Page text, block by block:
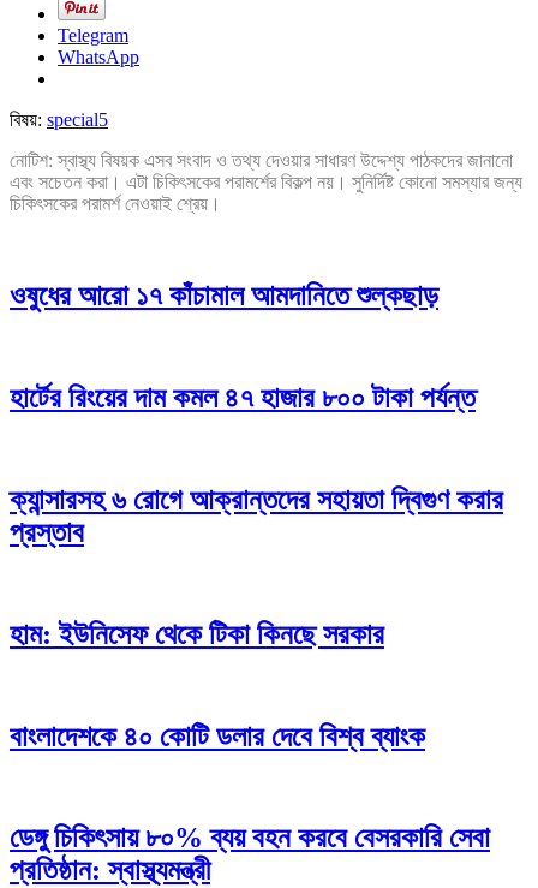
Telegram
WhatsApp
বিষয়: special5
নোটিশ: স্বাস্থ্য বিষয়ক এসব সংবাদ ও তথ্য দেওয়ার সাধারণ উদ্দেশ্য পাঠকদের জানানো
এবং সচেতন করা। এটা চিকিৎসকের পরামর্শের বিকল্প নয়। সুনির্দিষ্ট কোনো সমস্যার জন্য
চিকিৎসকের পরামর্শ নেওয়াই শ্রেয়।
ওষুধের আরো ১৭ কাঁচামাল আমদানিতে শুল্কছাড়
হার্টের রিংয়ের দাম কমল ৪৭ হাজার ৮০০ টাকা পর্যন্ত
ক্যান্সারসহ ৬ রোগে আক্রান্তদের সহায়তা দ্বিগুণ করার
প্রস্তাব
হাম: ইউনিসেফ থেকে টিকা কিনছে সরকার
বাংলাদেশকে ৪০ কোটি ডলার দেবে বিশ্ব ব্যাংক
ডেঙ্গু চিকিৎসায় ৮০% ব্যয় বহন করবে বেসরকারি সেবা
প্রতিষ্ঠান: স্বাস্থ্যমন্ত্রী